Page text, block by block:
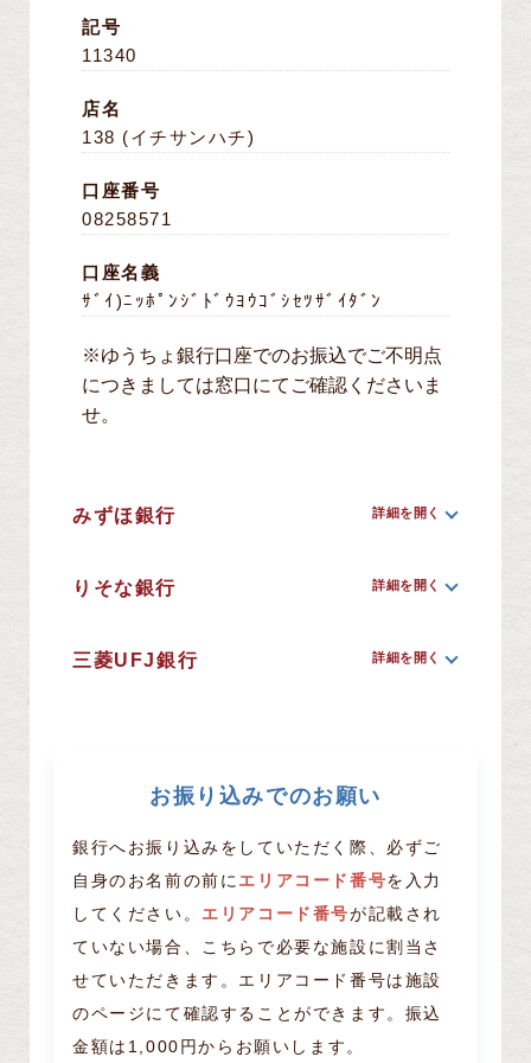
記号
11340
店名
138 (イチサンハチ)
口座番号
08258571
口座名義
ｻﾞｲ)ﾆｯﾎﾟﾝｼﾞﾄﾞｳﾖｳｺﾞｼｾﾂｻﾞｲﾀﾞﾝ
※ゆうちょ銀行口座でのお振込でご不明点
につきましては窓口にてご確認くださいま
せ。
みずほ銀行
りそな銀行
三菱UFJ銀行
お振り込みでのお願い
銀行へお振り込みをしていただく際、必ずご
自身のお名前の前に エリアコード番号を入力
してください。 エリアコード番号が記載され
ていない場合、こちらで必要な施設に割当さ
せていただきます。 エリアコード番号は施設
のページにて確認することができます。 振込
金額は1,000円からお願いします。